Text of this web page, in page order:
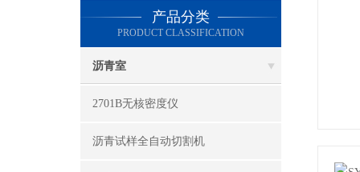
产品分类
PRODUCT CLASSIFICATION
沥青室
2701B无核密度仪
沥青试样全自动切割机